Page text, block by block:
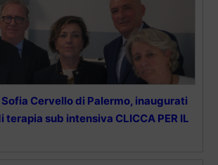
Cervello di Palermo, inaugurati
terapia sub intensiva CLICCA PER IL